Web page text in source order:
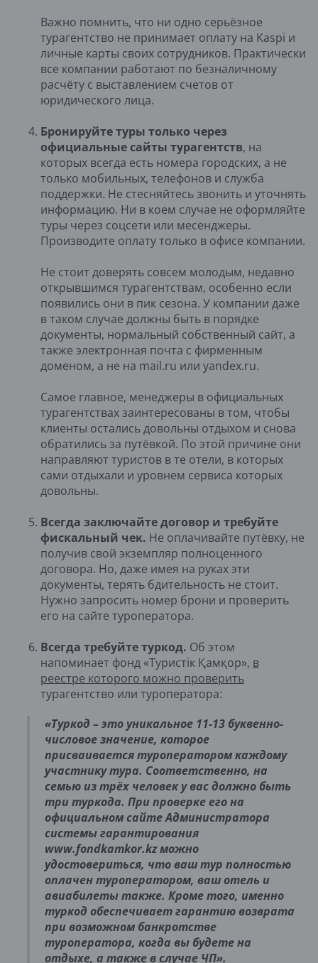
Важно помнить, что ни одно серьёзное
турагентство не принимает оплату на Kaspi и
личные карты своих сотрудников. Практически
все компании работают по безналичному
расчёту с выставлением счетов от
юридического лица.
Бронируйте туры только через
официальные сайты турагентств, на
которых всегда есть номера городских, а не
только мобильных, телефонов и служба
поддержки. Не стесняйтесь звонить и уточнять
информацию. Ни в коем случае не оформляйте
туры через соцсети или месенджеры.
Производите оплату только в офисе компании.
Не стоит доверять совсем молодым, недавно
открывшимся турагентствам, особенно если
появились они в пик сезона. У компании даже
в таком случае должны быть в порядке
документы, нормальный собственный сайт, а
также электронная почта с фирменным
доменом, а не на mail.ru или yandex.ru.
Самое главное, менеджеры в официальных
турагентствах заинтересованы в том, чтобы
клиенты остались довольны отдыхом и снова
обратились за путёвкой. По этой причине они
направляют туристов в те отели, в которых
сами отдыхали и уровнем сервиса которых
довольны.
Всегда заключайте договор и требуйте
фискальный чек. Не оплачивайте путёвку, не
получив свой экземпляр полноценного
договора. Но, даже имея на руках эти
документы, терять бдительность не стоит.
Нужно запросить номер брони и проверить
его на сайте туроператора.
Всегда требуйте туркод. Об этом
напоминает фонд «Туристік Қамқор», в
реестре которого можно проверить
турагентство или туроператора:
«Туркод – это уникальное 11-13 буквенно-
числовое значение, которое
присваивается туроператором каждому
участнику тура. Соответственно, на
семью из трёх человек у вас должно быть
три туркода. При проверке его на
официальном сайте Администратора
системы гарантирования
www.fondkamkor.kz можно
удостовериться, что ваш тур полностью
оплачен туроператором, ваш отель и
авиабилеты также. Кроме того, именно
туркод обеспечивает гарантию возврата
при возможном банкротстве
туроператора, когда вы будете на
отдыхе, а также в случае ЧП».